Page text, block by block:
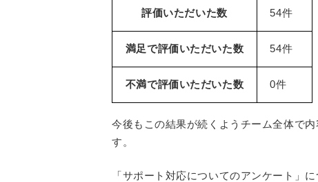
評価いただいた数 54件
満足で評価いただいた数 54件
不満で評価いただいた数 0件
今後もこの結果が続くようチーム全体で
す。
「サポート対応についてのアンケート」